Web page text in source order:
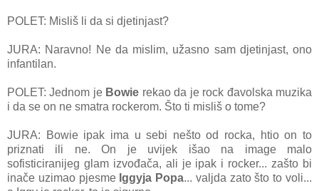
POLET: Misliš li da si djetinjast?
JURA: Naravno! Ne da mislim, užasno sam djetinjast, ono
infantilan.
POLET: Jednom je Bowie rekao da je rock đavolska muzika
i da se on ne smatra rockerom. Što ti misliš o tome?
JURA: Bowie ipak ima u sebi nešto od rocka, htio on to
priznati ili ne. On je uvijek išao na image malo
sofisticiranijeg glam izvođača, ali je ipak i rocker... zašto bi
inače uzimao pjesme Iggyja Popa... valjda zato što to voli...